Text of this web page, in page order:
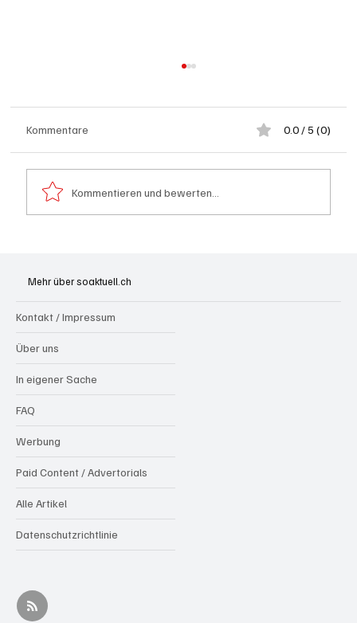
Drinks
Kommentare 0.0 / 5 (0)
Kommentieren und bewerten...
Mehr über soaktuell.ch
Kontakt / Impressum
Über uns
In eigener Sache
FAQ
Werbung
Paid Content / Advertorials
Alle Artikel
Datenschutzrichtlinie